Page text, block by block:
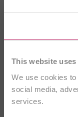
This website
We use cookies
social media,
services.